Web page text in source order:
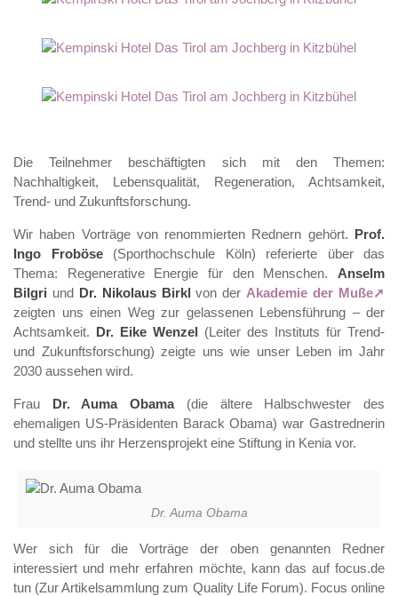
Die Teilnehmer beschäftigten sich mit den Themen:
Nachhaltigkeit, Lebensqualität, Regeneration, Achtsamkeit,
Trend- und Zukunftsforschung.
Wir haben Vorträge von renommierten Rednern gehört. Prof.
Ingo Froböse(Sporthochschule Köln) referierte über das
Thema: Regenerative Energie für den Menschen. Anselm
Bilgri und Dr. Nikolaus Birkl von der Akademie der Muße
zeigten uns einen Weg zur gelassenen Lebensführung – der
Achtsamkeit. Dr. Eike Wenzel (Leiter des Instituts für Trend-
und Zukunftsforschung) zeigte uns wie unser Leben im Jahr
2030 aussehen wird.
Frau Dr. Auma Obama(die ältere Halbschwester des
ehemaligen US-Präsidenten Barack Obama) war Gastrednerin
und stellte uns ihr Herzensprojekt eine Stiftung in Kenia vor.
Dr. Auma Obama
Wer sich für die Vorträge der oben genannten Redner
interessiert und mehr erfahren möchte, kann das auf focus.de
tun (Zur Artikelsammlung zum Quality Life Forum). Focus online